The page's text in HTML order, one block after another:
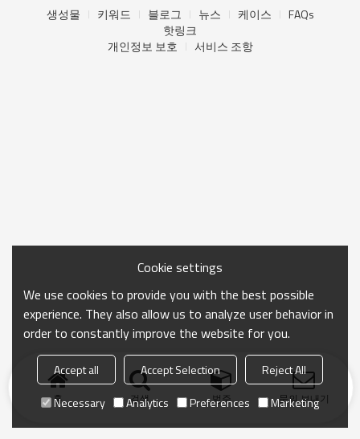
生产并设计各种类型的粉末喷涂设备配件和钣金件加工，我们也可
以根据图纸OEM加工，我们拥有CNC车床，CNC冲床，铣床，折弯
机，裁剪机器和普通车床等 卡罗弗是粉末喷涂设备的创新者，已
생성물 키워드 블로그 뉴스 케이스
FAQs
핫링크
개인정보 보호
서비스 조항
홈 검색 범주 문의 보내기
Cookie settings
We use cookies to provide you with the best possible
experience. They also allow us to analyze user behavior in
order to constantly improve the website for you.
Accept all Accept Selection
Reject All
Necessary
Analytics Preferences Marketing